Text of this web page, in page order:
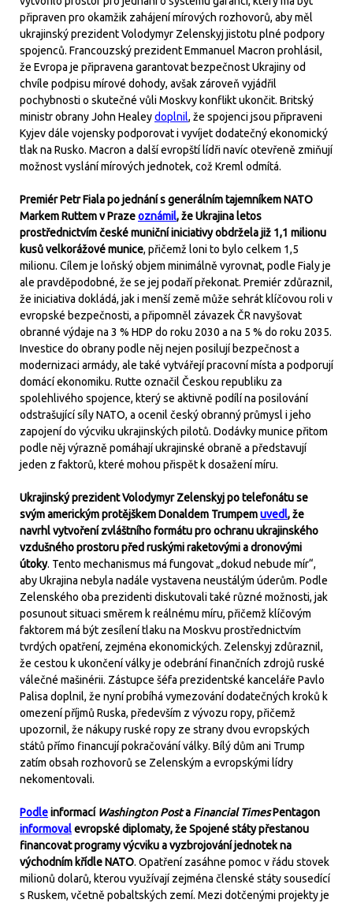
připraven pro okamžik zahájení mírových rozhovorů, aby měl
ukrajinský prezident Volodymyr Zelenskyj jistotu plné podpory
spojenců. Francouzský prezident Emmanuel Macron prohlásil,
že Evropa je připravena garantovat bezpečnost Ukrajiny od
chvíle podpisu mírové dohody, avšak zároveň vyjádřil
pochybnosti o skutečné vůli Moskvy konflikt ukončit. Britský
ministr obrany John Healeydoplnil, že spojenci jsou připraveni
Kyjev dále vojensky podporovat i vyvíjet dodatečný ekonomický
tlak na Rusko. Macron a další evropští lídři navíc otevřeně zmiňují
možnost vyslání mírových jednotek, což Kreml odmítá.
Premiér Petr Fiala po jednání s generálním tajemníkem NATO
Markem Ruttem v Prazeoznámil, že Ukrajina letos
prostřednictvím české muniční iniciativy obdržela již 1,1 milionu
kusů velkorážové munice, přičemž loni to bylo celkem 1,5
milionu. Cílem je loňský objem minimálně vyrovnat, podle Fialy je
ale pravděpodobné, že se jej podaří překonat. Premiér zdůraznil,
že iniciativa dokládá, jak i menší země může sehrát klíčovou roli v
evropské bezpečnosti, a připomněl závazek ČR navyšovat
obranné výdaje na 3 % HDP do roku 2030 a na 5 % do roku 2035.
Investice do obrany podle něj nejen posilují bezpečnost a
modernizaci armády, ale také vytvářejí pracovní místa a podporují
domácí ekonomiku. Rutte označil Českou republiku za
spolehlivého spojence, který se aktivně podílí na posilování
odstrašující síly NATO, a ocenil český obranný průmysl i jeho
zapojení do výcviku ukrajinských pilotů. Dodávky munice přitom
podle něj výrazně pomáhají ukrajinské obraně a představují
jeden z faktorů, které mohou přispět k dosažení míru.
Ukrajinský prezident Volodymyr Zelenskyj po telefonátu se
svým americkým protějškem Donaldem Trumpemuvedl, že
navrhl vytvoření zvláštního formátu pro ochranu ukrajinského
vzdušného prostoru před ruskými raketovými a dronovými
útoky. Tento mechanismus má fungovat „dokud nebude mír“,
aby Ukrajina nebyla nadále vystavena neustálým úderům. Podle
Zelenského oba prezidenti diskutovali také různé možnosti, jak
posunout situaci směrem k reálnému míru, přičemž klíčovým
faktorem má být zesílení tlaku na Moskvu prostřednictvím
tvrdých opatření, zejména ekonomických. Zelenskyj zdůraznil,
že cestou k ukončení války je odebrání finančních zdrojů ruské
válečné mašinérii. Zástupce šéfa prezidentské kanceláře Pavlo
Palisa doplnil, že nyní probíhá vymezování dodatečných kroků k
omezení příjmů Ruska, především z vývozu ropy, přičemž
upozornil, že nákupy ruské ropy ze strany dvou evropských
států přímo financují pokračování války. Bílý dům ani Trump
zatím obsah rozhovorů se Zelenským a evropskými lídry
nekomentovali.
Podleinformací Washington Posta Financial TimesPentagon
informovalevropské diplomaty, že Spojené státy přestanou
financovat programy výcviku a vyzbrojování jednotek na
východním křídle NATO. Opatření zasáhne pomoc v řádu stovek
milionů dolarů, kterou využívají zejména členské státy sousedící
s Ruskem, včetně pobaltských zemí. Mezi dotčenými projekty je